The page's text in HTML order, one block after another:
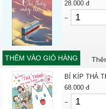
28.000 đ
−
THÊM VÀO GIỎ HÀNG
BÍ KÍP THẢ
68.000 đ
−